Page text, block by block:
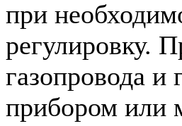
при
регулировку.
газопровода и
прибором или